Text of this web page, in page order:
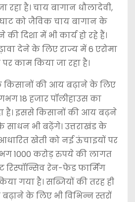
रहा है। चाय बागान धौलादेवी,
को जैविक चाय बागान के
दिशा में भी कार्य हो रहे हैं।
देने के लिए राज्य में 6 एरोमा
काम किया जा रहा है।
किसानों की आय बढ़ाने के लिए
18 हजार पॉलीहाउस का
है। इससे किसानों की आय बढ़ने
साधन भी बढ़ेंगे। उत्तराखंड के
आधारित खेती को नई ऊंचाइयों पर
1000 करोड़ रुपये की लागत
रिस्पॉन्सिव रेन-फेड फार्मिंग
गया है। सब्जियों की तरह ही
के लिए भी विभिन्न स्तरों